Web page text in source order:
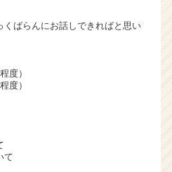
ばらんにお話しできればと思い
度）
度）
て